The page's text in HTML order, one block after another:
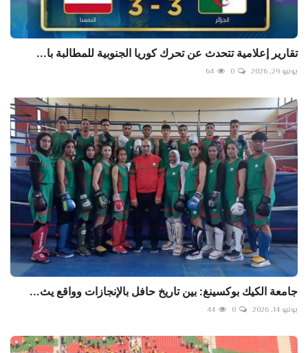
تقارير إعلامية تتحدث عن تحرك كوريا الجنوبية للمطالبة با...
يونيو 29, 2026 0
64
جامعة الكيك بوكسينغ: بين تاريخ حافل بالإنجازات وواقع يث...
يونيو 14, 2026 0
44